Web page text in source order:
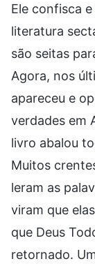
Ele confisca
literatura
são seitas
Agora, nos
apareceu e
verdades em
livro abalou
Muitos
leram as
viram que
que Deus
retornado.